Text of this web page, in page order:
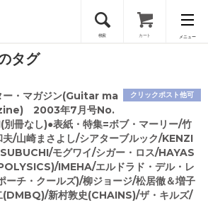
検索 カート メニュー
タグ
クリックポスト他可
ー・マガジン(Guitar ma
2003年7月号No.
別冊なし)●表紙・特集=ボブ・マーリー/竹
夫/山崎まさよし/シアターブルック/KENZI
モグワイ/シガー・ロス/HAYAS
IMEHA/エルドラド・デル・レ
ーチ・クールズ)/柳ジョージ/松居徹＆増子
(DMBQ)/新村敦史(CHAINS)/ザ・キルズ/